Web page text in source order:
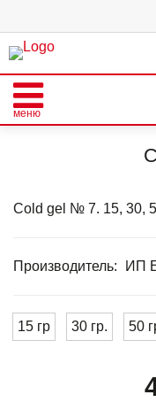
меню
Cold gel № 7. 15, 30,
Производитель: ИП
15 гр 30 гр. 50